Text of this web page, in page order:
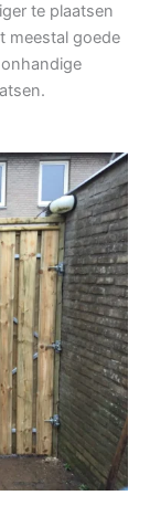
te plaatsen
meestal goede